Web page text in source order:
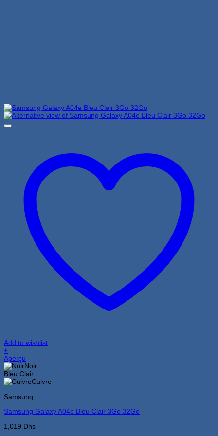
Add to wishlist
+
Ce
produit
a
plusieurs
Les
peuvent
choisies
Aperçu
Noir
Bleu Clair
Cuivre
Samsung
Samsung Galaxy A04e Bleu Clair 3Go 32Go
1,019 Dhs